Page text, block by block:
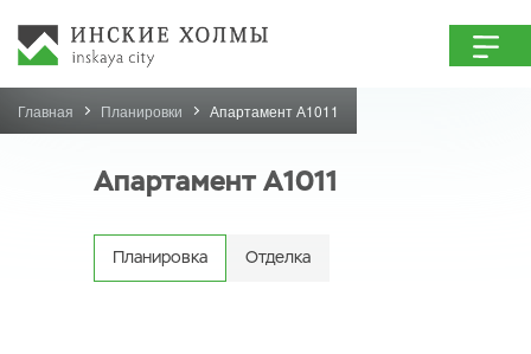
Главная Планировки Апартамент А1011
Апартамент А1011
Планировка Отделка